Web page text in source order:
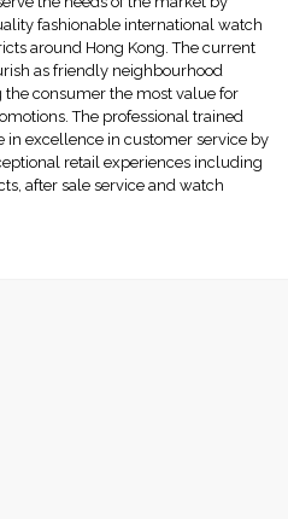
fashionable international watch
around Hong Kong. The current
as friendly neighbourhood
consumer the most value for
The professional trained
in excellence in customer service by
retail experiences including
after sale service and watch